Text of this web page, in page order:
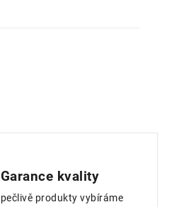
Garance kvality
pečlivě produkty vybíráme